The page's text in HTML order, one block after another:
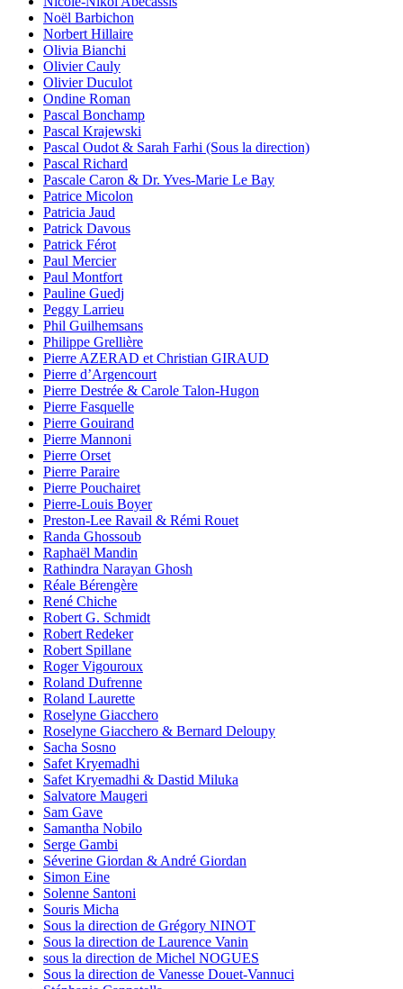
Noël Barbichon
Norbert Hillaire
Olivia Bianchi
Olivier Cauly
Olivier Duculot
Ondine Roman
Pascal Bonchamp
Pascal Krajewski
Pascal Oudot & Sarah Farhi (Sous la direction)
Pascal Richard
Pascale Caron & Dr. Yves-Marie Le Bay
Patrice Micolon
Patricia Jaud
Patrick Davous
Patrick Férot
Paul Mercier
Paul Montfort
Pauline Guedj
Peggy Larrieu
Phil Guilhemsans
Philippe Grellière
Pierre AZERAD et Christian GIRAUD
Pierre d’Argencourt
Pierre Destrée & Carole Talon-Hugon
Pierre Fasquelle
Pierre Gouirand
Pierre Mannoni
Pierre Orset
Pierre Paraire
Pierre Pouchairet
Pierre-Louis Boyer
Preston-Lee Ravail & Rémi Rouet
Randa Ghossoub
Raphaël Mandin
Rathindra Narayan Ghosh
Réale Bérengère
René Chiche
Robert G. Schmidt
Robert Redeker
Robert Spillane
Roger Vigouroux
Roland Dufrenne
Roland Laurette
Roselyne Giacchero
Roselyne Giacchero & Bernard Deloupy
Sacha Sosno
Safet Kryemadhi
Safet Kryemadhi & Dastid Miluka
Salvatore Maugeri
Sam Gave
Samantha Nobilo
Serge Gambi
Séverine Giordan & André Giordan
Simon Eine
Solenne Santoni
Souris Micha
Sous la direction de Grégory NINOT
Sous la direction de Laurence Vanin
sous la direction de Michel NOGUES
Sous la direction de Vanesse Douet-Vannuci